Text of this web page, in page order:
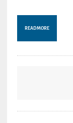
READ MORE